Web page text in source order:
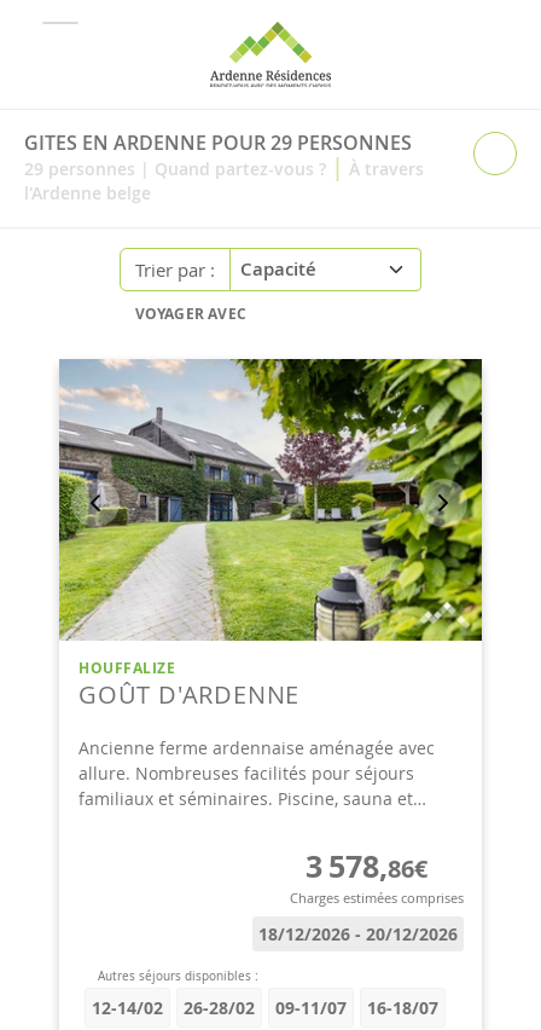
GITES EN ARDENNE POUR 29 PERSONNES
29 personnes | Quand partez-vous ? | À travers
l'Ardenne belge
Trier par :
VOYAGER AVEC